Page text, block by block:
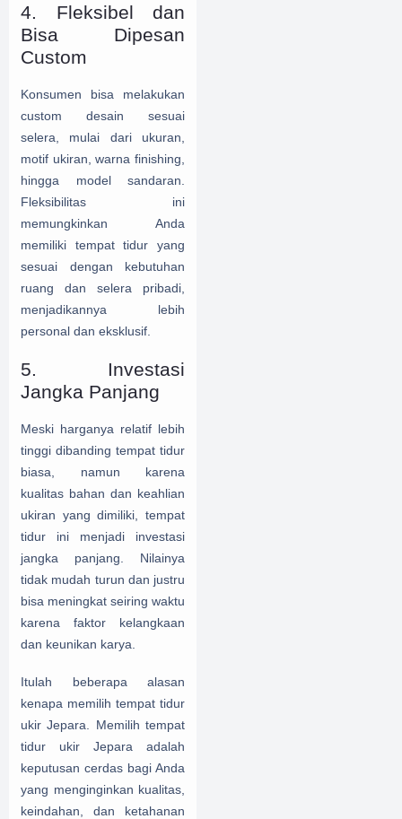
4. Fleksibel dan
Bisa Dipesan
Custom
Konsumen bisa melakukan
custom desain sesuai
selera, mulai dari ukuran,
motif ukiran, warna finishing,
hingga model sandaran.
Fleksibilitas ini
memungkinkan Anda
memiliki tempat tidur yang
sesuai dengan kebutuhan
ruang dan selera pribadi,
menjadikannya lebih
personal dan eksklusif.
5. Investasi
Jangka Panjang
Meski harganya relatif lebih
tinggi dibanding tempat tidur
biasa, namun karena
kualitas bahan dan keahlian
ukiran yang dimiliki, tempat
tidur ini menjadi investasi
jangka panjang. Nilainya
tidak mudah turun dan justru
bisa meningkat seiring waktu
karena faktor kelangkaan
dan keunikan karya.
Itulah beberapa alasan
kenapa memilih tempat tidur
ukir Jepara. Memilih tempat
tidur ukir Jepara adalah
keputusan cerdas bagi Anda
yang menginginkan kualitas,
keindahan, dan ketahanan